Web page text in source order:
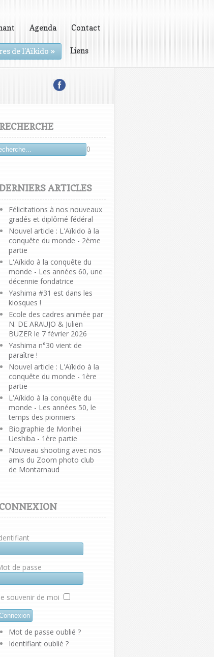
Agenda Contact
de l'Aïkido » Liens
RECHERCHE
0
ARTICLES
Félicitations à nos nouveaux
gradés et diplômé fédéral
Nouvel article : L'Aïkido à la
conquête du monde - 2ème
partie
L'Aïkido à la conquête du
monde - Les années 60, une
décennie fondatrice
Yashima #31 est dans les
kiosques !
Ecole des cadres animée par
N. DE ARAUJO & Julien
BUZER le 7 février 2026
Yashima n°30 vient de
paraître !
Nouvel article : L'Aïkido à la
conquête du monde - 1ère
partie
L'Aïkido à la conquête du
monde - Les années 50, le
temps des pionniers
Biographie de Morihei
Ueshiba - 1ère partie
Nouveau shooting avec nos
amis du Zoom photo club
de Montarnaud
CONNEXION
de passe
souvenir de moi
Mot de passe oublié ?
Identifiant oublié ?